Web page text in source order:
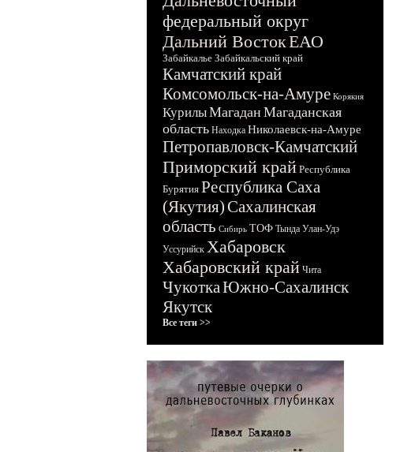
федеральный округ
Дальний ВостокЕАО
Забайкалье Забайкальский край
Камчатский край
Комсомольск-на-Амуре Корякия
КурилыМагадан Магаданская
область Находка Николаевск-на-Амуре
Петропавловск-Камчатский
Приморский край Республика
Бурятия Республика Саха
(Якутия)Сахалинская
область Сибирь ТОФ Тында Улан-Удэ
Уссурийск Хабаровск
Хабаровский край Чита
ЧукоткаЮжно-Сахалинск
Якутск
Все теги >>